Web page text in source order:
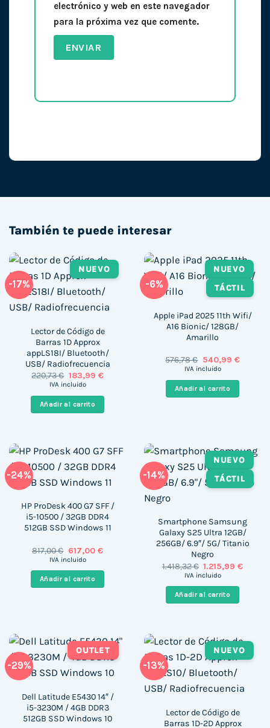
electrónico y web en este navegador
para la próxima vez que comente.
También te puede interesar
-17%
NUEVO
Lector de Código de
Barras 1D Approx
appLS18I/ Bluetooth/
USB/ Radiofrecuencia
220,73€ El
precio
era:
220,73 €.
183,99 €El
es:
IVA incluido
Añadir al carrito
-6%
NUEVO
TÁCTIL
Apple iPad 2025 11th Wifi/
A16 Bionic/ 128GB/
Amarillo
576,78€ El
precio
era:
576,78 €.
540,99 €El
es:
IVA incluido
Añadir al carrito
-24%
HP ProDesk 400 G7 SFF /
i5-10500 / 32GB DDR4
512GB SSD Windows 11
817,00€ El
precio
era:
817,00 €.
617,00 €El
es:
617,00 €.
IVA incluido
Añadir al carrito
-14%
NUEVO
TÁCTIL
Smartphone Samsung
Galaxy S25 Ultra 12GB/
256GB/ 6.9″/ 5G/ Titanio
Negro
1.418,32€ El
precio
era:
1.418,32 €.
1.215,99€El
IVA incluido
Añadir al carrito
-29%
OUTLET
Dell Latitude E5430 14″ /
i5-3230M / 4GB DDR3
512GB SSD Windows 10
-13%
NUEVO
Lector de Código de
Barras 1D-2D Approx